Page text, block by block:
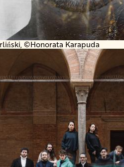
©Honorata Karapuda